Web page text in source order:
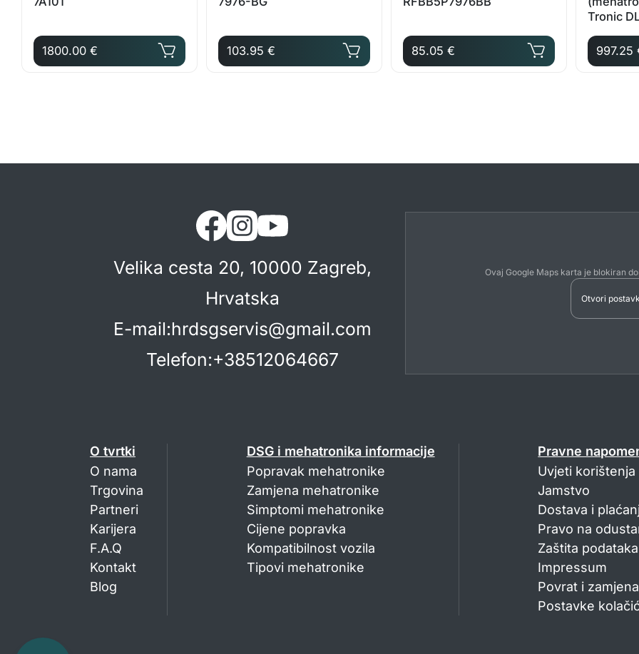
1800.00 € 103.95 € 85.05 €
Tronic
997.25
Velika cesta 20, 10000 Zagreb,
Hrvatska
E-mail:hrdsgservis@gmail.com
Telefon:+38512064667
Ovaj Google Maps karta je blokiran
Otvori
O tvrtki
O nama
Trgovina
Partneri
Karijera
F.A.Q
Kontakt
Blog
DSG i mehatronika informacije
Popravak mehatronike
Zamjena mehatronike
Simptomi mehatronike
Cijene popravka
Kompatibilnost vozila
Tipovi mehatronike
Pravne
Uvjeti korištenja
Jamstvo
Dostava i
Pravo na
Zaštita podataka
Impressum
Povrat i zamjena
Postavke